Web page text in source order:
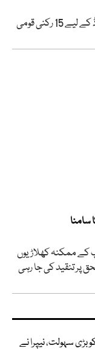
پاکستان کرکٹ بورڈ نے ورلڈ کپ 2019 کے اسکواڈ کے لیے 15 رکنی قومی
سامنا
کے ممکنہ کھلاڑیوں
پر تنقید کی جا رہی
بڑی سہولت، نیپرا نے